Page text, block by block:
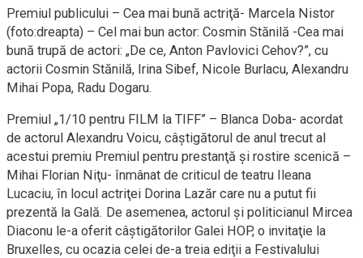
Premiul publicului – Cea mai bună actriţă- Marcela Nistor
(foto:dreapta) – Cel mai bun actor: Cosmin Stănilă -Cea mai
bună trupă de actori: „De ce, Anton Pavlovici Cehov?”, cu
actorii Cosmin Stănilă, Irina Sibef, Nicole Burlacu, Alexandru
Mihai Popa, Radu Dogaru.
Premiul „1/10 pentru FILM la TIFF” – Blanca Doba- acordat
de actorul Alexandru Voicu, câştigătorul de anul trecut al
acestui premiu Premiul pentru prestanţă şi rostire scenică –
Mihai Florian Niţu- înmânat de criticul de teatru Ileana
Lucaciu, în locul actriţei Dorina Lazăr care nu a putut fii
prezentă la Gală. De asemenea, actorul şi politicianul Mircea
Diaconu le-a oferit câştigătorilor Galei HOP, o invitaţie la
Bruxelles, cu ocazia celei de-a treia ediţii a Festivalului